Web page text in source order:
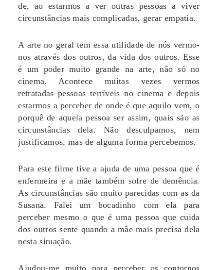
de, ao estarmos a ver outras pessoas a viver
circunstâncias mais complicadas, gerar empatia.
A arte no geral tem essa utilidade de nós vermo-
nos através dos outros, da vida dos outros. Esse
é um poder muito grande na arte, não só no
cinema. Acontece muitas vezes vermos
retratadas pessoas terríveis no cinema e depois
estarmos a perceber de onde é que aquilo vem, o
porquê de aquela pessoa ser assim, quais são as
circunstâncias dela. Não desculpamos, nem
justificamos, mas de alguma forma percebemos.
Para este filme tive a ajuda de uma pessoa que é
enfermeira e a mãe também sofre de demência.
As circunstâncias são muito parecidas com as da
Susana. Falei um bocadinho com ela para
perceber mesmo o que é uma pessoa que cuida
dos outros sente quando a mãe mais precisa dela
nesta situação.
Ajudou-me muito para perceber os contornos